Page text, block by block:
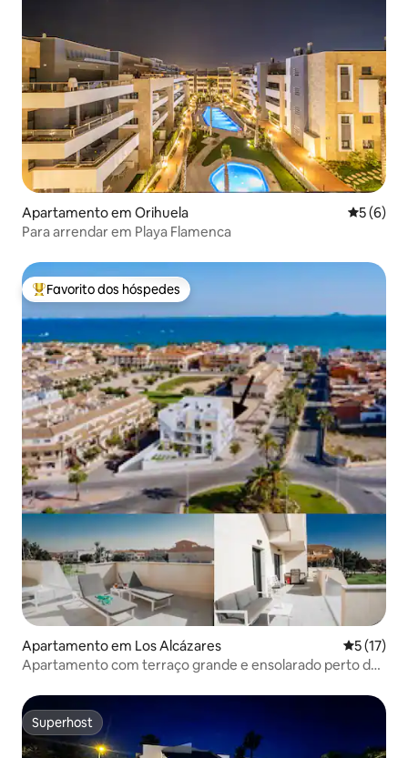
Apartamento em Orihuela
5 (6)
Para arrendar em Playa Flamenca
Favoritos dos hóspedes mais apreciados
Favorito dos hóspedes
Apartamento em Los Alcázares
5 (17)
Apartamento com terraço grande e ensolarado perto da
Superhost
Superhost